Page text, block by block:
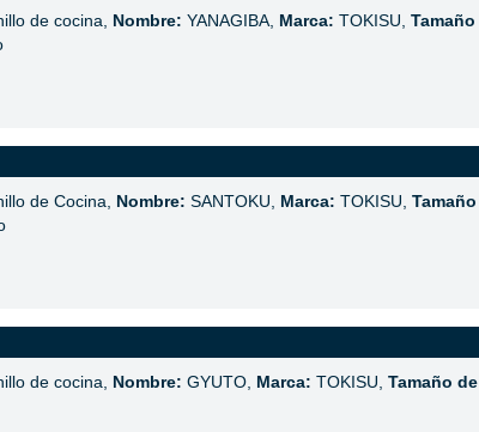
de cocina, Nombre: YANAGIBA, Marca: TOKISU,
de Cocina, Nombre: SANTOKU, Marca: TOKISU,
de cocina, Nombre: GYUTO, Marca: TOKISU, Tamaño